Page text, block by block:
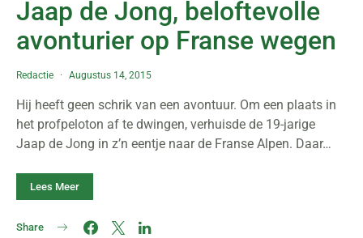
Jaap de Jong, beloftevolle
avonturier op Franse wegen
Redactie Augustus 14, 2015
Hij heeft geen schrik van een avontuur. Om een plaats in
het profpeloton af te dwingen, verhuisde de 19-jarige
Jaap de Jong in z’n eentje naar de Franse Alpen. Daar…
Lees Meer
Share